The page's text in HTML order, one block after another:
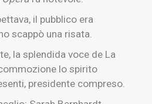
il pubblico era
scappò una risata.
la splendida voce de La
lo spirito
presidente compreso.